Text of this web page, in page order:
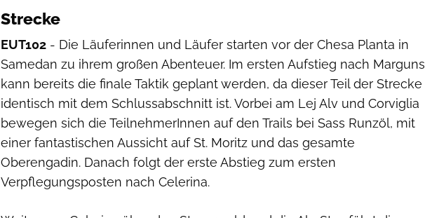
Strecke
EUT102 - Die Läuferinnen und Läufer starten vor der Chesa Planta in
Samedan zu ihrem großen Abenteuer. Im ersten Aufstieg nach Marguns
kann bereits die finale Taktik geplant werden, da dieser Teil der Strecke
identisch mit dem Schlussabschnitt ist. Vorbei am Lej Alv und Corviglia
bewegen sich die TeilnehmerInnen auf den Trails bei Sass Runzöl, mit
einer fantastischen Aussicht auf St. Moritz und das gesamte
Oberengadin. Danach folgt der erste Abstieg zum ersten
Verpflegungsposten nach Celerina.